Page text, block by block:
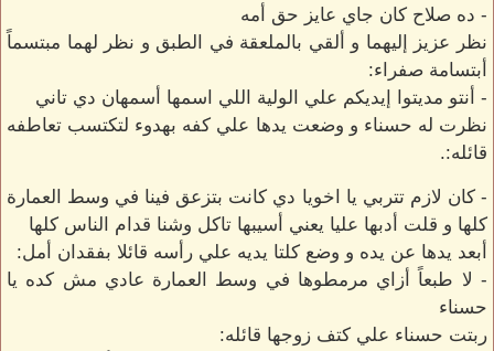
- ده صلاح كان جاي عايز حق أمه
نظر عزيز إليهما و ألقي بالملعقة في الطبق و نظر لهما مبتسماً
أبتسامة صفراء:
- أنتو مديتوا إيديكم علي الولية اللي اسمها أسمهان دي تاني
نظرت له حسناء و وضعت يدها علي كفه بهدوء لتكتسب تعاطفه
قائله:.
- كان لازم تتربي يا اخويا دي كانت بتزعق فينا في وسط العمارة
كلها و قلت أدبها عليا يعني أسيبها تاكل وشنا قدام الناس كلها
أبعد يدها عن يده و وضع كلتا يديه علي رأسه قائلا بفقدان أمل:
- لا طبعاً أزاي مرمطوها في وسط العمارة عادي مش كده يا
حسناء
ربتت حسناء علي كتف زوجها قائله: